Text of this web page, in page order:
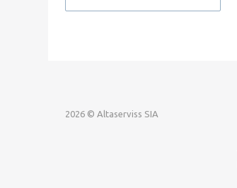
2026 © Altaserviss SIA